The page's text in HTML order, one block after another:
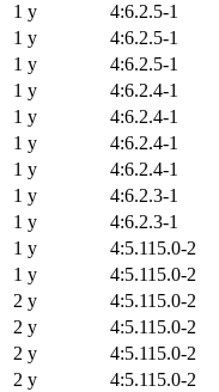
1 y
4:6.2.5-1
1 y
4:6.2.5-1
1 y
4:6.2.5-1
1 y
4:6.2.4-1
1 y
4:6.2.4-1
1 y
4:6.2.4-1
1 y
4:6.2.4-1
1 y
4:6.2.3-1
1 y
4:6.2.3-1
1 y
4:5.115.0-2
1 y
4:5.115.0-2
2 y
4:5.115.0-2
2 y
4:5.115.0-2
2 y
4:5.115.0-2
2 y
4:5.115.0-2